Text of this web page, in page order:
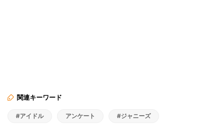
関連キーワード
#アイドル アンケート #ジャニーズ